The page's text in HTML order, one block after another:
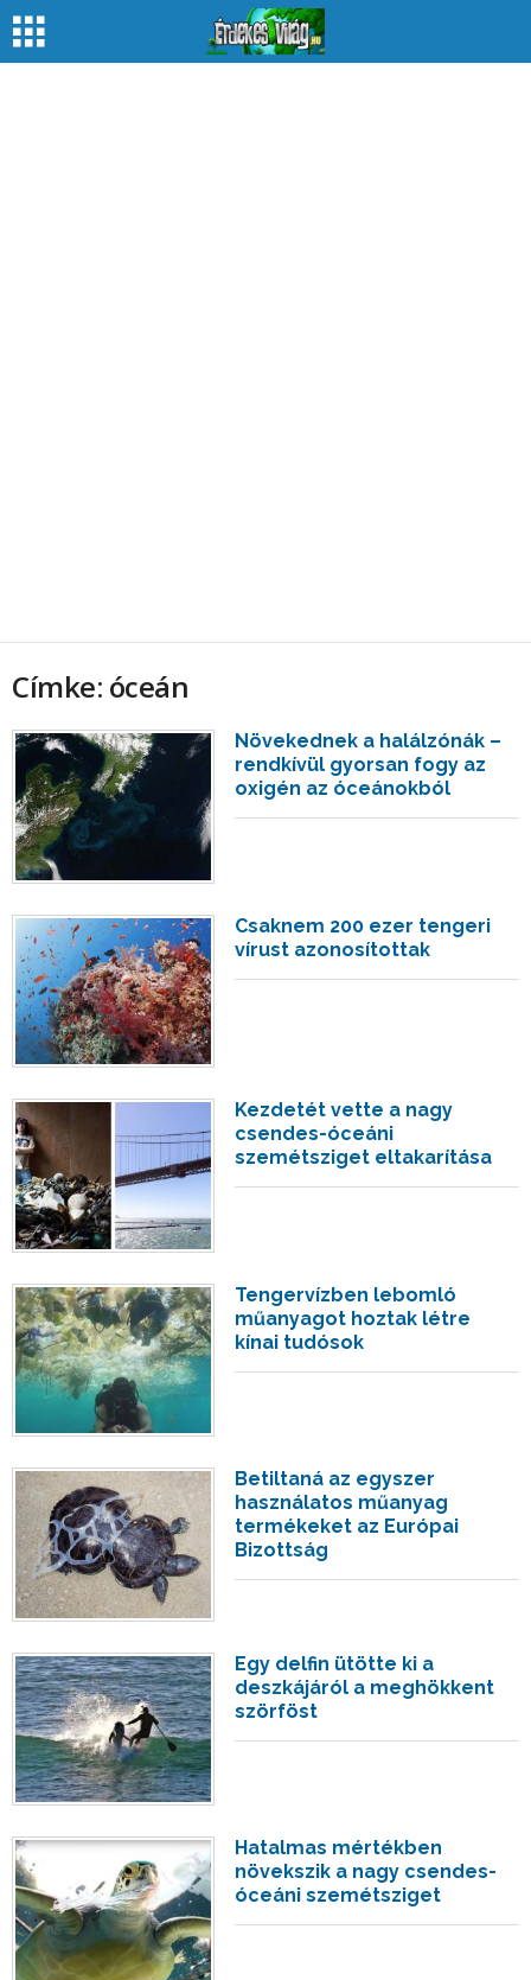
Címke: óceán
Növekednek a halálzónák –
rendkívül gyorsan fogy az
oxigén az óceánokból
Csaknem 200 ezer tengeri
vírust azonosítottak
Kezdetét vette a nagy
csendes-óceáni
szemétsziget eltakarítása
Tengervízben lebomló
műanyagot hoztak létre
kínai tudósok
Betiltaná az egyszer
használatos műanyag
termékeket az Európai
Bizottság
Egy delfin ütötte ki a
deszkájáról a meghökkent
szörföst
Hatalmas mértékben
növekszik a nagy csendes-
óceáni szemétsziget